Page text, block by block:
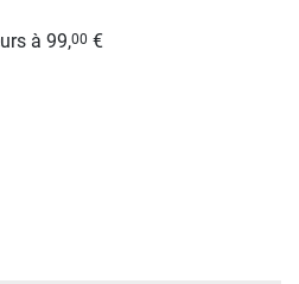
à 99,00 €